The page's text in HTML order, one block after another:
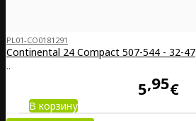
PL01-CO0181291
Continental 24 Compact 507-544 - 32-47
..
5 95€
В корзину